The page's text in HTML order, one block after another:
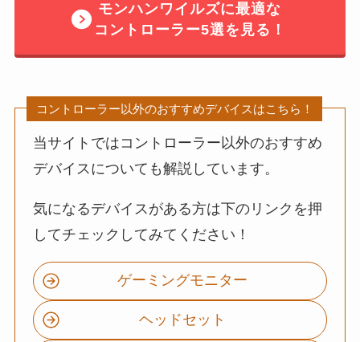
モンハンワイルズに最適な
コントローラー5選を見る！
コントローラー以外のおすすめデバイスはこちら！
当サイトではコントローラー以外のおすすめ
デバイスについても解説しています。
気になるデバイスがある方は下のリンクを押
してチェックしてみてください！
ゲーミングモニター
ヘッドセット